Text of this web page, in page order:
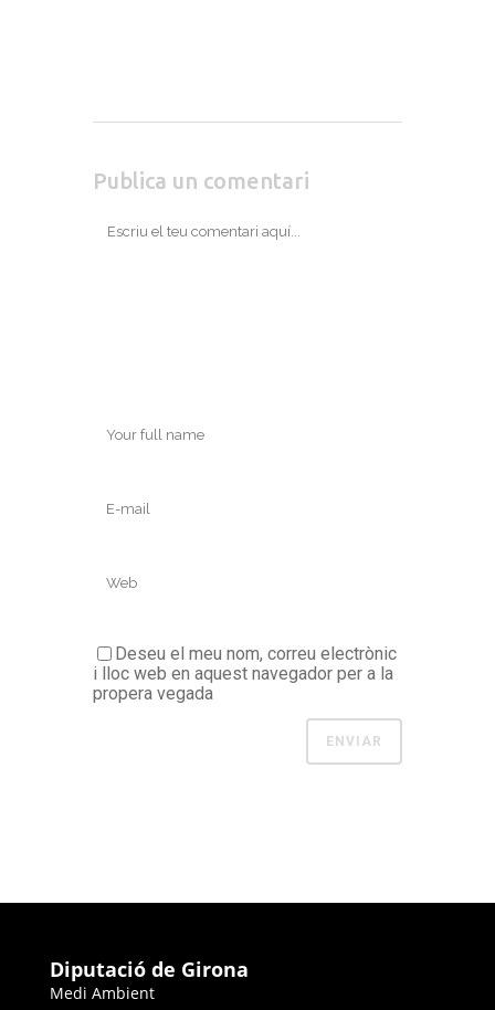
Publica un comentari
Deseu el meu nom, correu electrònic
i lloc web en aquest navegador per a la
propera vegada
Diputació de Girona
Medi Ambient